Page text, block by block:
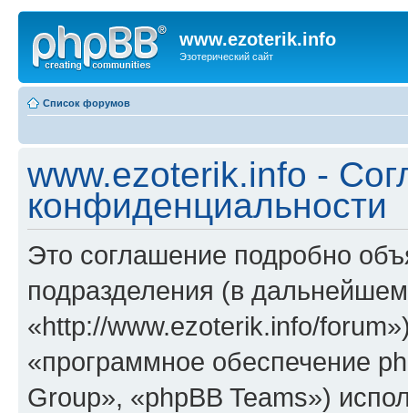
www.ezoterik.info
Эзотерический сайт
Список форумов
www.ezoterik.info -
конфиденциальности
Это соглашение подробно
подразделения (в
«http://www.ezoterik.info/
«программное обеспечение
Group», «phpBB Teams»)